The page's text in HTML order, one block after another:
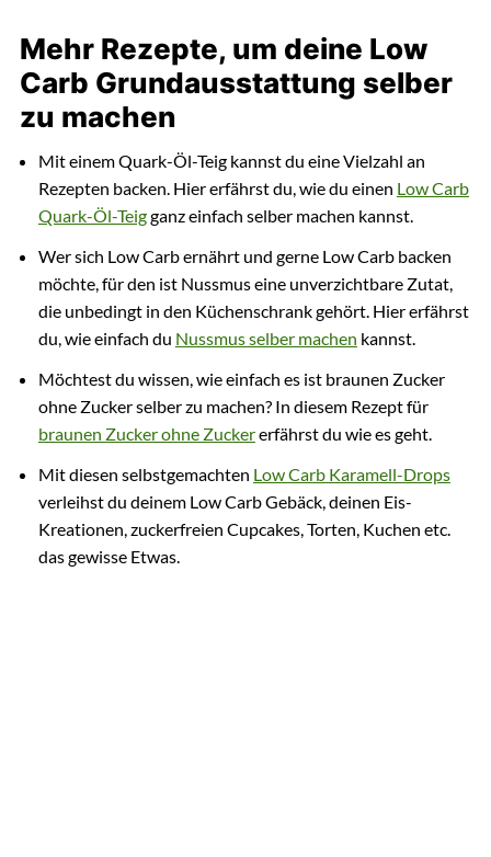
Mehr Rezepte, um deine Low
Carb Grundausstattung selber
zu machen
Mit einem Quark-Öl-Teig kannst du eine Vielzahl an
Rezepten backen. Hier erfährst du, wie du einen Low Carb
Quark-Öl-Teigganz einfach selber machen kannst.
Wer sich Low Carb ernährt und gerne Low Carb backen
möchte, für den ist Nussmus eine unverzichtbare Zutat,
die unbedingt in den Küchenschrank gehört. Hier erfährst
du, wie einfach du Nussmus selber machen kannst.
Möchtest du wissen, wie einfach es ist braunen Zucker
ohne Zucker selber zu machen? In diesem Rezept für
braunen Zucker ohne Zuckererfährst du wie es geht.
Mit diesen selbstgemachten Low Carb Karamell-Drops
verleihst du deinem Low Carb Gebäck, deinen Eis-
Kreationen, zuckerfreien Cupcakes, Torten, Kuchen etc.
das gewisse Etwas.